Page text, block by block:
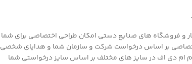
و فروشگاه های صنایع دستی امکان طراحی اختصاصی برای شما
بر اساس درخواست شرکت و سازمان شما و هدایای شخصی
ام دی اف در سایز های مختلف بر اساس سایز درخواستی شما